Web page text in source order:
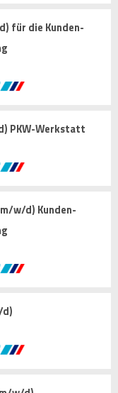
für die Kunden-
PKW-Werkstatt
w/d) Kunden-